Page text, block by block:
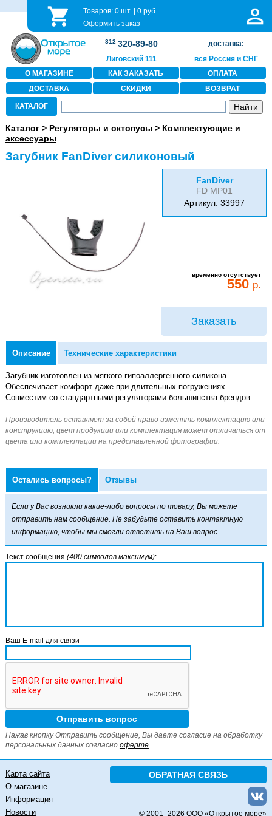
Товаров:0 шт. |0 руб.
Оформить заказ
812 320-89-80
Лиговский 111
доставка:
вся Россия и СНГ
О МАГАЗИНЕ
КАК ЗАКАЗАТЬ
ОПЛАТА
ДОСТАВКА
СКИДКИ ВОЗВРАТ
КАТАЛОГ
Каталог> Регуляторы и октопусы > Комплектующие и
аксессуары
Загубник FanDiver силиконовый
FanDiver
FD MP01
Артикул: 33997
временно отсутствует
550 р.
Заказать
Описание Технические характеристики
Загубник изготовлен из мягкого гипоаллергенного силикона.
Обеспечивает комфорт даже при длительных погружениях.
Совместим со стандартными регуляторами большинства брендов.
Остались вопросы? Отзывы
Если у Вас возникли какие-либо вопросы по товару, Вы можете
отправить нам сообщение. Не забудьте оставить контактную
информацию, чтобы мы смогли ответить на Ваш вопрос.
Текст сообщения (400 символов максимум):
Ваш E-mail для связи
Нажав кнопку Отправить сообщение, Вы даете согласие на обработку
персональных данных согласно оферте.
ОБРАТНАЯ СВЯЗЬ
© 2001–2026 ООО «Открытое море»
Карта сайта
О магазине
Информация
Новости